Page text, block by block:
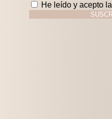
He leído y acepto la